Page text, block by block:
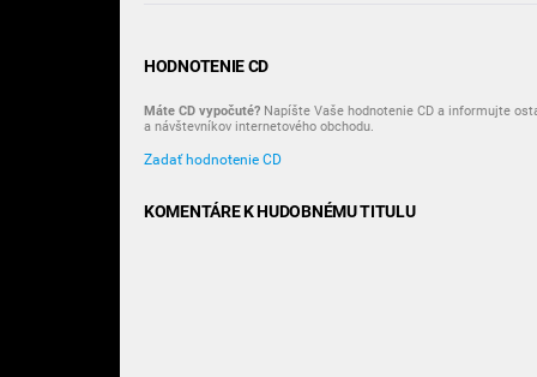
HODNOTENIE CD
Máte CD vypočuté? Napíšte Vaše hodnotenie CD a informujte
a návštevníkov internetového obchodu.
Zadať hodnotenie CD
KOMENTÁRE K HUDOBNÉMU TITULU